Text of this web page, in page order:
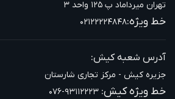
تهران میرداماد پ ۱۲۵ واحد ۳
خط ویژه:۰۲۱۲۲۲۲۴۸۴۸
آدرس شعبه کیش:
جزیره کیش - مرکز تجاری شارستان
خط ویژه کیش: ۰۷۶-۹۳۱۱۲۲۲۳